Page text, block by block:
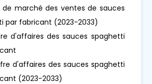
de marché des ventes de sauces
par fabricant (2023-2033)
d'affaires des sauces spaghetti
d'affaires des sauces spaghetti
(2023-2033)